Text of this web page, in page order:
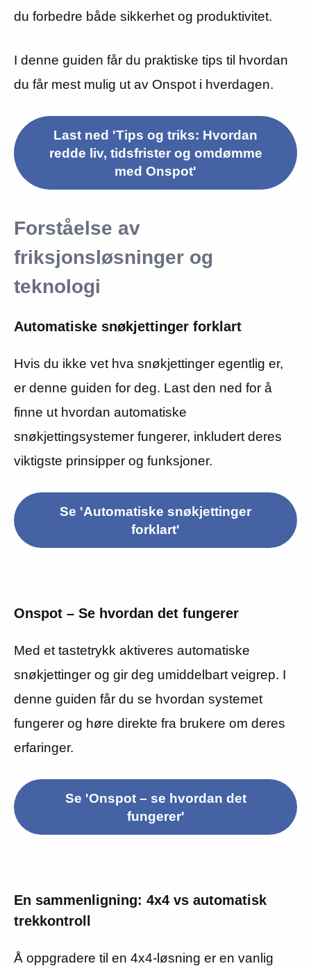
du forbedre både sikkerhet og produktivitet.
I denne guiden får du praktiske tips til hvordan
du får mest mulig ut av Onspot i hverdagen.
Last ned 'Tips og triks: Hvordan
redde liv, tidsfrister og omdømme
med Onspot'
Forståelse av
friksjonsløsninger og
teknologi
Automatiske snøkjettinger forklart
Hvis du ikke vet hva snøkjettinger egentlig er,
er denne guiden for deg. Last den ned for å
finne ut hvordan automatiske
snøkjettingsystemer fungerer, inkludert deres
viktigste prinsipper og funksjoner.
Se 'Automatiske snøkjettinger
forklart'
Onspot – Se hvordan det fungerer
Med et tastetrykk aktiveres automatiske
snøkjettinger og gir deg umiddelbart veigrep. I
denne guiden får du se hvordan systemet
fungerer og høre direkte fra brukere om deres
erfaringer.
Se 'Onspot – se hvordan det
fungerer'
En sammenligning: 4x4 vs automatisk
trekkontroll
Å oppgradere til en 4x4-løsning er en vanlig